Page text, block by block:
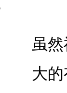
虽
大